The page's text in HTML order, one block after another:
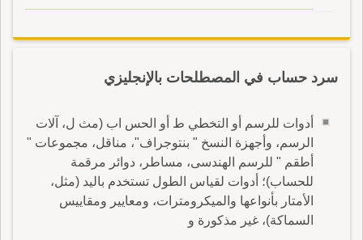
سرد حساب في المصطلحات بالإنجليزي
أدوات للرسم أو التخطي ط أو الحس اب (مث ل، آلات
الرسم، وأجهزة النسخ " بنتوجراف"، مناقل، مجموعات "
أطقم " للرسم الهندسى، مساطر، دوائر مرقمة
للحساب)؛ أدوات لقياس الطول تستخدم باليد (مثل،
الأمتار بأنواعها والميكرومترات، ومعايير ومقاييس
السماكة)، غير مذكورة و